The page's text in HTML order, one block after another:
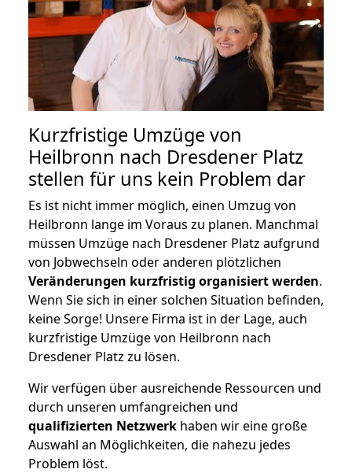
Kurzfristige Umzüge von
Heilbronn nach Dresdener Platz
stellen für uns kein Problem dar
Es ist nicht immer möglich, einen Umzug von
Heilbronn lange im Voraus zu planen. Manchmal
müssen Umzüge nach Dresdener Platz aufgrund
von Jobwechseln oder anderen plötzlichen
Veränderungen kurzfristig organisiert werden.
Wenn Sie sich in einer solchen Situation befinden,
keine Sorge! Unsere Firma ist in der Lage, auch
kurzfristige Umzüge von Heilbronn nach
Dresdener Platz zu lösen.
Wir verfügen über ausreichende Ressourcen und
durch unseren umfangreichen und
qualifizierten Netzwerk haben wir eine große
Auswahl an Möglichkeiten, die nahezu jedes
Problem löst.